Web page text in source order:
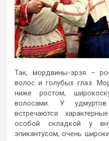
Так, мордвины-эрзя –
волос и голубых глаз.
ниже ростом,
волосами. У
встречаются
особой складкой у
эпикантусом, очень